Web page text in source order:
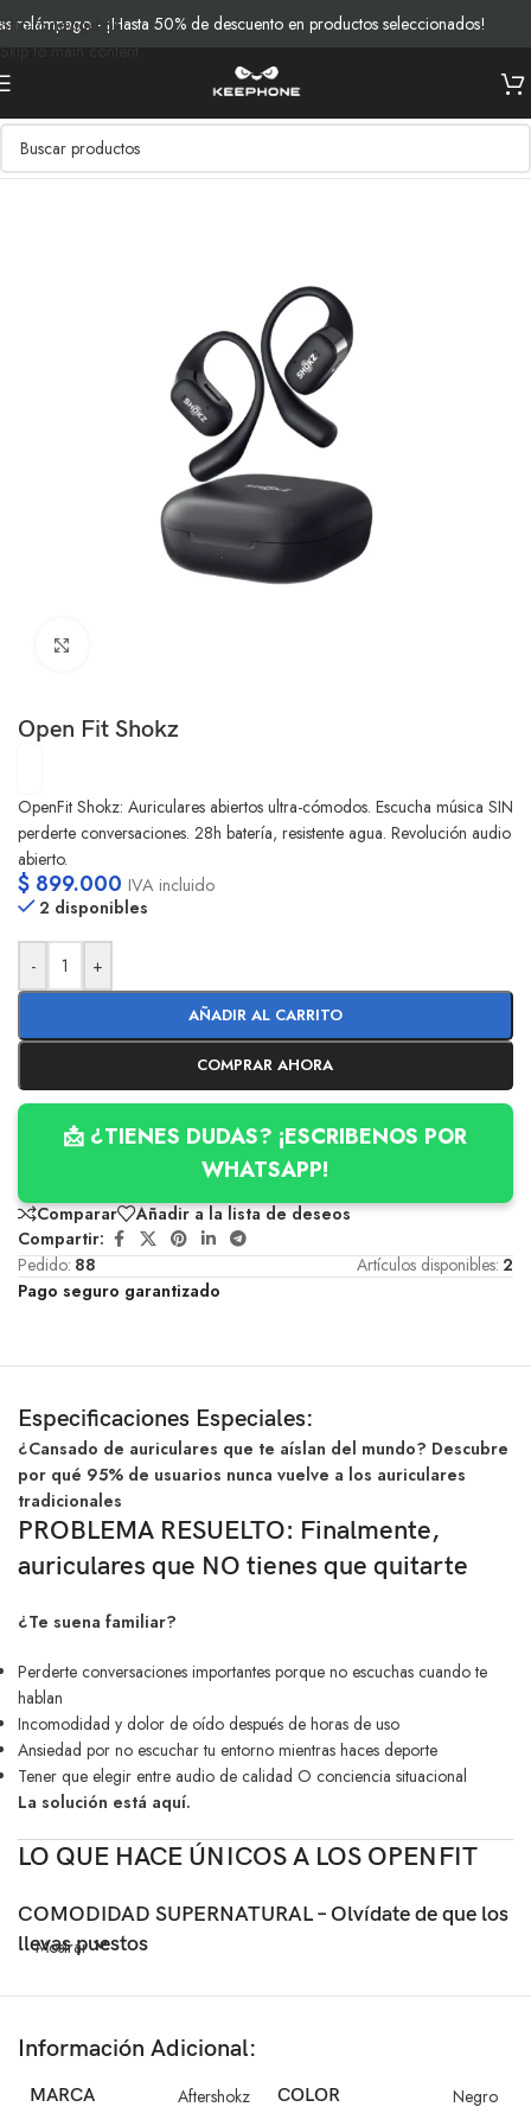
Skip to navigation
Skip to main content
- ¡Hasta 50% de descuento en productos seleccionados!
Inicio/Productos/Audio
Open Fit Shokz
OpenFit Shokz: Auriculares abiertos ultra-cómodos. Escucha música SIN
perderte conversaciones. 28h batería, resistente agua. Revolución audio
abierto.
$ 899.000 IVA incluido
2 disponibles
- +
AÑADIR AL CARRITO
COMPRAR AHORA
📩 ¿TIENES DUDAS? ¡ESCRIBENOS POR
WHATSAPP!
Comparar
Añadir a la lista de deseos
Compartir:
Pedido:88 Artículos disponibles:2
Pago seguro garantizado
Especificaciones Especiales:
¿Cansado de auriculares que te aíslan del mundo? Descubre
por qué 95% de usuarios nunca vuelve a los auriculares
tradicionales
PROBLEMA RESUELTO: Finalmente,
auriculares que NO tienes que quitarte
¿Te suena familiar?
Perderte conversaciones importantes porque no escuchas cuando te
hablan
Incomodidad y dolor de oído después de horas de uso
Ansiedad por no escuchar tu entorno mientras haces deporte
Tener que elegir entre audio de calidad O conciencia situacional
La solución está aquí.
LO QUE HACE ÚNICOS A LOS OPENFIT
COMODIDAD SUPERNATURAL – Olvídate de que los
llevas puestos
Solo 8.3 gramos por auricular– Más ligeros que dos monedas
de oreja
(0.7mm)
Mostrar
Información Adicional:
MARCA Aftershokz COLOR Negro